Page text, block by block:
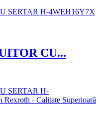
CU...